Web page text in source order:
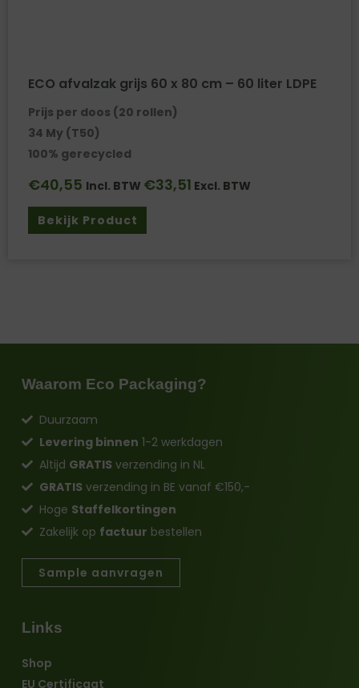
ECO afvalzak grijs 60 x 80 cm – 60 liter LDPE
Prijs per doos (20 rollen)
34 My (T50)
100% gerecycled
€40,55 Incl. BTW €33,51 Excl. BTW
Bekijk Product
Links
Shop
EU Certificaat
Waarom Eco Packaging?
Duurzaam
Levering binnen 1-2 werkdagen
Altijd GRATIS verzending in NL
GRATIS verzending in BE vanaf €150,-
Hoge Staffelkortingen
Zakelijk op factuur bestellen
Sample aanvragen